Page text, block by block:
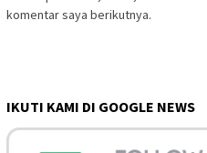
komentar saya berikutnya.
IKUTI KAMI DI GOOGLE NEWS